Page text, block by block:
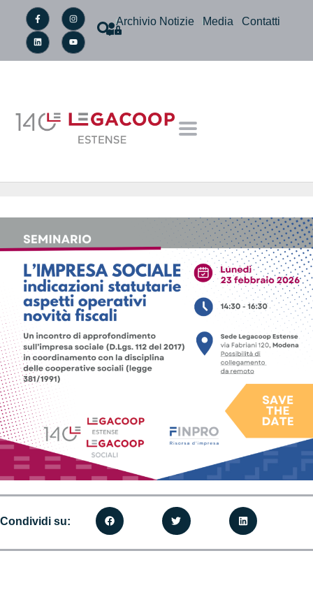
Archivio Notizie Media Contatti
Condividi su: